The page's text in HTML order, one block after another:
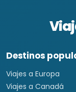
Destinos
Viajes a Europa
Viajes a Canadá